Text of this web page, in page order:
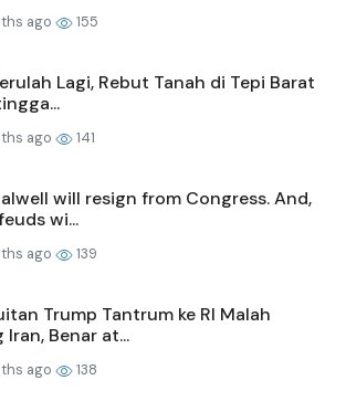
ago 155
Lagi, Rebut Tanah di Tepi Barat
ago 141
will resign from Congress. And,
wi...
ago 139
Trump Tantrum ke RI Malah
Iran, Benar at...
ago 138